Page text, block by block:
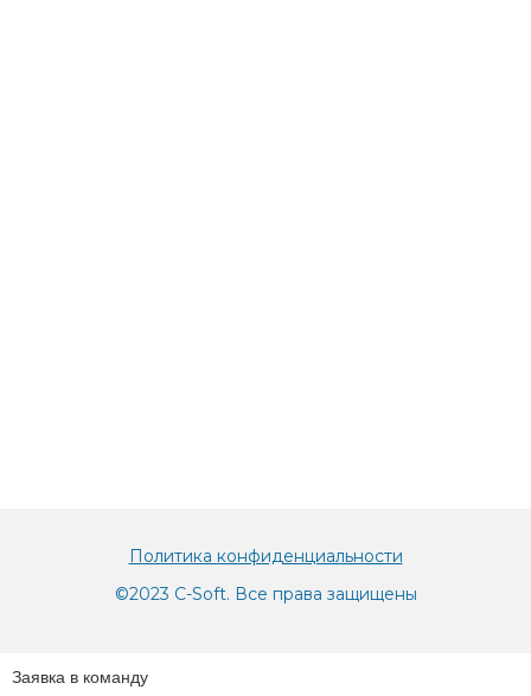
©2023 C-Soft. Все права защищены
Политика конфиденциальности
Заявка в команду